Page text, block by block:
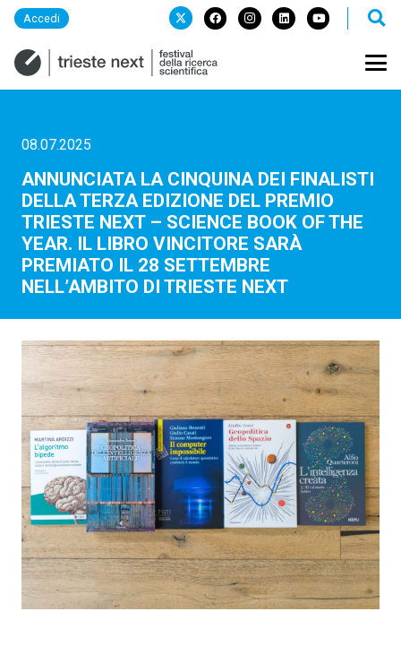
Accedi
08.07.2025
ANNUNCIATA LA CINQUINA DEI FINALISTI
DELLA TERZA EDIZIONE DEL PREMIO
TRIESTE NEXT – SCIENCE BOOK OF THE
YEAR. IL LIBRO VINCITORE SARÀ
PREMIATO IL 28 SETTEMBRE
NELL’AMBITO DI TRIESTE NEXT